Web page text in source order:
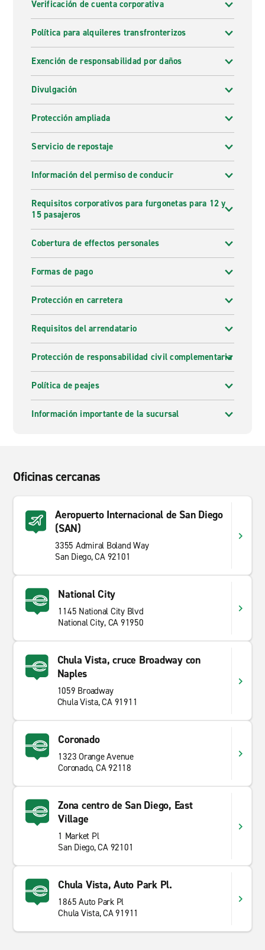
Verificación de cuenta corporativa
Política para alquileres transfronterizos
Exención de responsabilidad por daños
Divulgación
Protección ampliada
Servicio de repostaje
Información del permiso de conducir
Requisitos corporativos para furgonetas para 12 y
15 pasajeros
Cobertura de effectos personales
Formas de pago
Protección en carretera
Requisitos del arrendatario
Protección de responsabilidad civil complementaria
Política de peajes
Información importante de la sucursal
Oficinas cercanas
Aeropuerto Internacional de San Diego
(SAN)
3355 Admiral Boland Way
San Diego, CA 92101
National City
1145 National City Blvd
National City, CA 91950
Chula Vista, cruce Broadway con
Naples
1059 Broadway
Chula Vista, CA 91911
Coronado
1323 Orange Avenue
Coronado, CA 92118
Zona centro de San Diego, East
Village
1 Market Pl
San Diego, CA 92101
Chula Vista, Auto Park Pl.
1865 Auto Park Pl
Chula Vista, CA 91911